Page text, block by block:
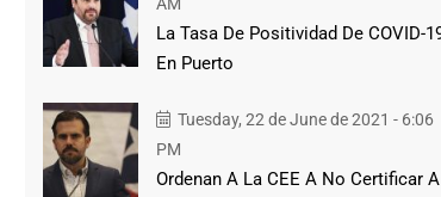
La Tasa De Positividad De COVID-
En Puerto
Tuesday, 22 de June de 2021 - 6:06
PM
Ordenan A La CEE A No Certificar A